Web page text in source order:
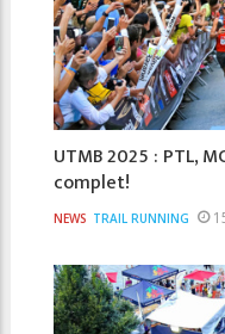
UTMB 2025 : PTL,
complet!
NEWS TRAIL RUNNING